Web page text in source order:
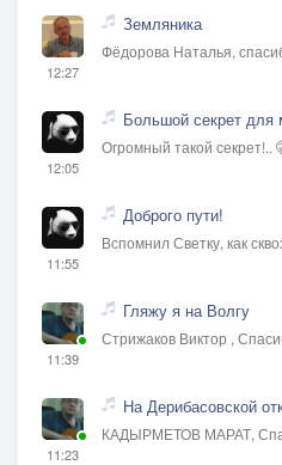
12:27
Земляника
Фёдорова Наталья,
12:05
Большой секрет для
Огромный такой секрет!..
11:55
Доброго пути!
Вспомнил Светку, как
11:39
Гляжу я на Волгу
Стрижаков Виктор ,
11:23
На Дерибасовской
КАДЫРМЕТОВ МАРАТ,